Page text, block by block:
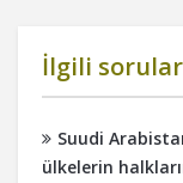
İlgili sorular
Suudi
ülkelerin